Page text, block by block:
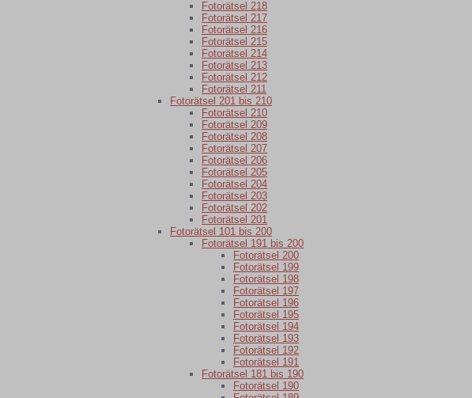
Fotorätsel 218
Fotorätsel 217
Fotorätsel 216
Fotorätsel 215
Fotorätsel 214
Fotorätsel 213
Fotorätsel 212
Fotorätsel 211
Fotorätsel 201 bis 210
Fotorätsel 210
Fotorätsel 209
Fotorätsel 208
Fotorätsel 207
Fotorätsel 206
Fotorätsel 205
Fotorätsel 204
Fotorätsel 203
Fotorätsel 202
Fotorätsel 201
Fotorätsel 101 bis 200
Fotorätsel 191 bis 200
Fotorätsel 200
Fotorätsel 199
Fotorätsel 198
Fotorätsel 197
Fotorätsel 196
Fotorätsel 195
Fotorätsel 194
Fotorätsel 193
Fotorätsel 192
Fotorätsel 191
Fotorätsel 181 bis 190
Fotorätsel 190